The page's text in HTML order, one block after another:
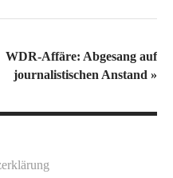
WDR-Affäre: Abgesang auf
journalistischen Anstand »